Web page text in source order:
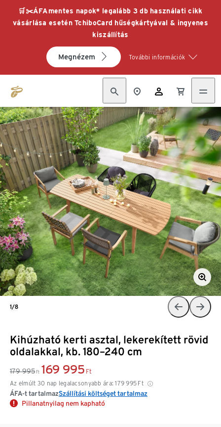
🛒✂️ÁFAmentes napok* legalább 3 db használati cikk
vásárlása esetén TchiboCard hűségkártyával & ingyenes
kiszállítás
Megnézem További információk
Kihúzható kerti asztal, lekerekített rövid
oldalakkal, kb. 180–240 cm
179 995 Ft 169 995 Ft
Az elmúlt 30 nap legalacsonyabb ára: 179 995 Ft
ÁFA-t tartalmazSzállítási költséget tartalmaz
Pillanatnyilag nem kapható
1/8